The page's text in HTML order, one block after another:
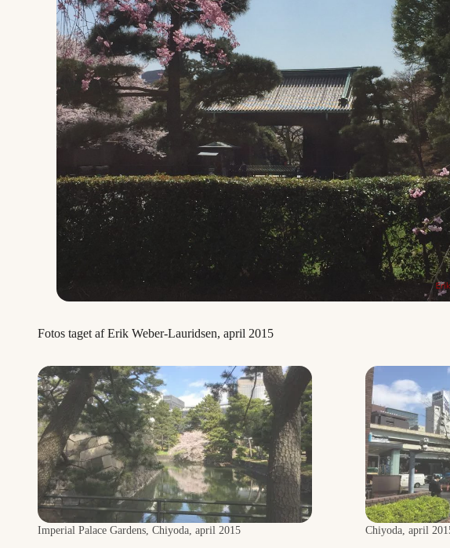
Fotos taget af Erik Weber-Lauridsen, april 2015
Imperial Palace Gardens, Chiyoda, april 2015 Chiyoda, april